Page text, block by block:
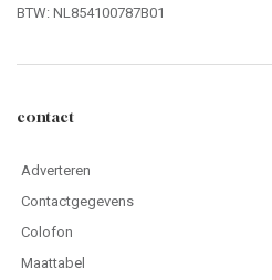
BTW: NL854100787B01
contact
Adverteren
Contactgegevens
Colofon
Maattabel